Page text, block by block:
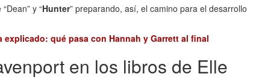
y “Hunter” preparando, así, el camino para el desarrollo
explicado: qué pasa con Hannah y Garrett al final
en los libros de Elle